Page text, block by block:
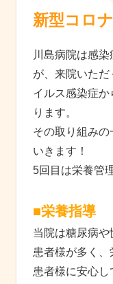
新型コロ
川島病院は感
が、来院いた
イルス感染症
ります。
その取り組み
いきます！
5回目は栄養管
■栄養指導
当院は糖尿病
患者様が多く、
患者様に安心し